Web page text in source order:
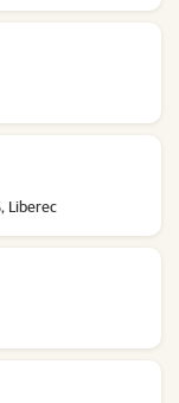
Liberec